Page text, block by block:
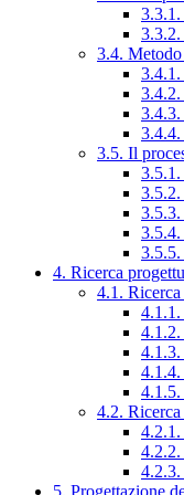
3.4.
3.4.2.
3.4.4.
3.5. Il
3.5.1.
3.5.2.
3.5.3.
3.5.4.
3.5.5.
4. Ricerca
4.1.
4.1.2.
4.1.3.
4.1.4.
4.1.5.
4.2. Ricerca
4.2.1.
4.2.3.
5. Progettazione